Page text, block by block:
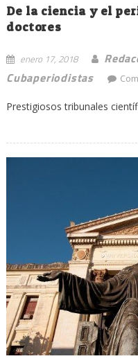
De la ciencia y el
doctores
enero 17, 2018
Cubaperiodistas
Prestigiosos tribunales